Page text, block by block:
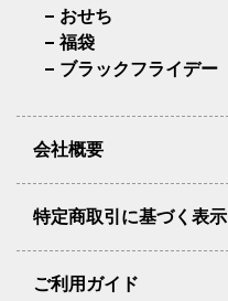
おせち
福袋
ブラックフライデー
会社概要
特定商取引に基づく表示
ご利用ガイド